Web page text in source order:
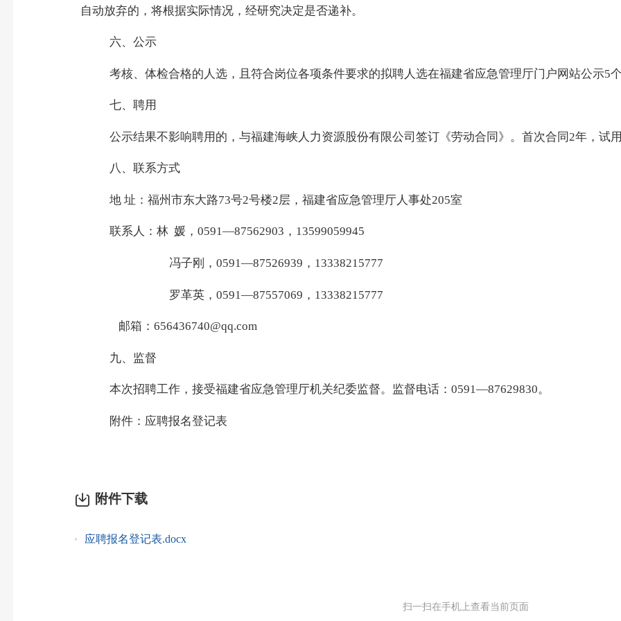
自动放弃的，将根据实际情况，经研究决定是否递补。
六、公示
考核、体检合格的人选， 且符合岗位各项条件要求的拟聘人选在福建省应急管理厅门户网站公示5
七、聘用
公示结果不影响聘用的，与福建海峡人力资源股份有限公司签订《劳动合同》。首次合同2年，试
八、联系方式
地 址：福州市东大路73号2号楼2层，福建省应急管理厅人事处205室
联系人：林 媛，0591—87562903 ， 13599059945
冯子刚，0591—87526939 ， 13338215777
罗革英，0591—87557069 ， 13338215777
邮箱： 656436740@qq.com
九、监督
本次招聘工作，接受福建省应急管理厅机关纪委监督。监督电话：0591—87629830。
附件：应聘报名登记表
附件下载
应聘报名登记表.docx
扫一扫在手机上查看当前页面